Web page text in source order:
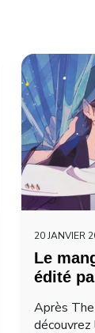
20 JANVIER
Le
édité
Après